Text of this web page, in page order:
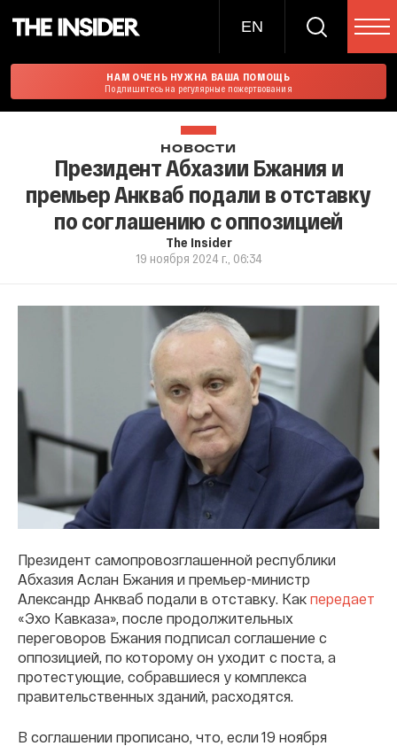
EN
НАМ ОЧЕНЬ НУЖНА ВАША ПОМОЩЬ
Подпишитесь на регулярные пожертвования
НОВОСТИ
Президент Абхазии Бжания и
премьер Анкваб подали в отставку
по соглашению с оппозицией
The Insider
19 ноября 2024 г., 06:34
Президент самопровозглашенной республики
Абхазия Аслан Бжания и премьер-министр
Александр Анкваб подали в отставку. Как передает
«Эхо Кавказа», после продолжительных
переговоров Бжания подписал соглашение с
оппозицией, по которому он уходит с поста, а
протестующие, собравшиеся у комплекса
правительственных зданий, расходятся.
В соглашении прописано, что, если 19 ноября